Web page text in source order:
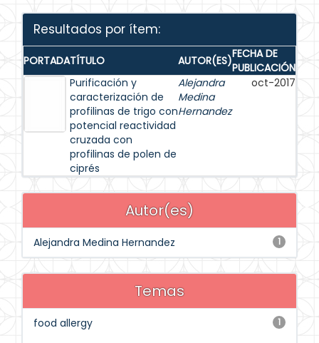
Resultados por ítem:
PORTADATÍTULO AUTOR(ES)FECHA DE
PUBLICACIÓN
Purificación y
caracterización de
profilinas de trigo con
potencial reactividad
cruzada con
profilinas de polen de
ciprés
Alejandra
Medina
Hernandez
oct-2017
Autor(es)
1
Alejandra Medina Hernandez
Temas
1
food allergy